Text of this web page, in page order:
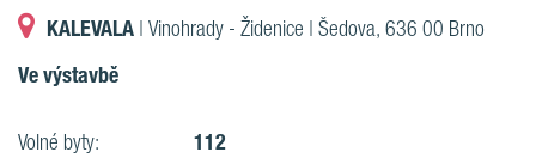
KALEVALA | Vinohrady - Židenice | Šedova, 636 00 Brno
Ve výstavbě
Volné byty: 112